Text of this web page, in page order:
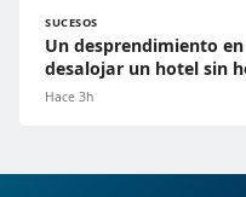
SUCESOS
Un desprendimiento
desalojar un hotel sin
Hace 3h